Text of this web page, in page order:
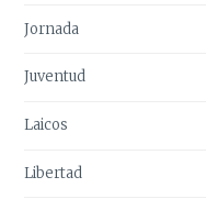
Jornada
Juventud
Laicos
Libertad